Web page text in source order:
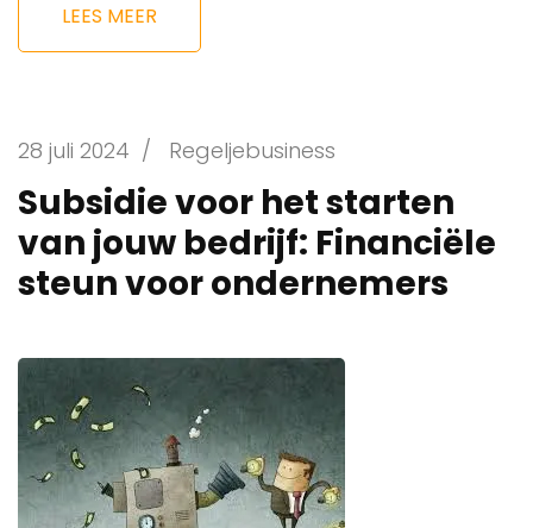
LEES MEER
28 juli 2024 / Regeljebusiness
Subsidie voor het starten
van jouw bedrijf: Financiële
steun voor ondernemers